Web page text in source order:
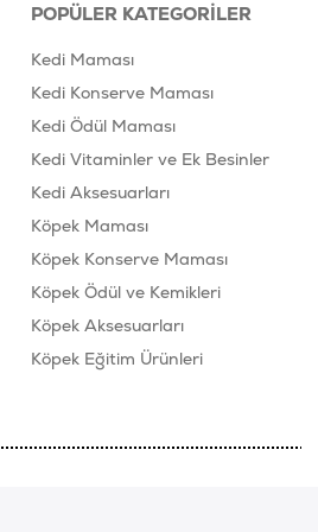
POPÜLER KATEGORILER
Kedi Maması
Kedi Konserve Maması
Kedi Ödül Maması
Kedi Vitaminler ve Ek Besinler
Kedi Aksesuarları
Köpek Maması
Köpek Konserve Maması
Köpek Ödül ve Kemikleri
Köpek Aksesuarları
Köpek Eğitim Ürünleri